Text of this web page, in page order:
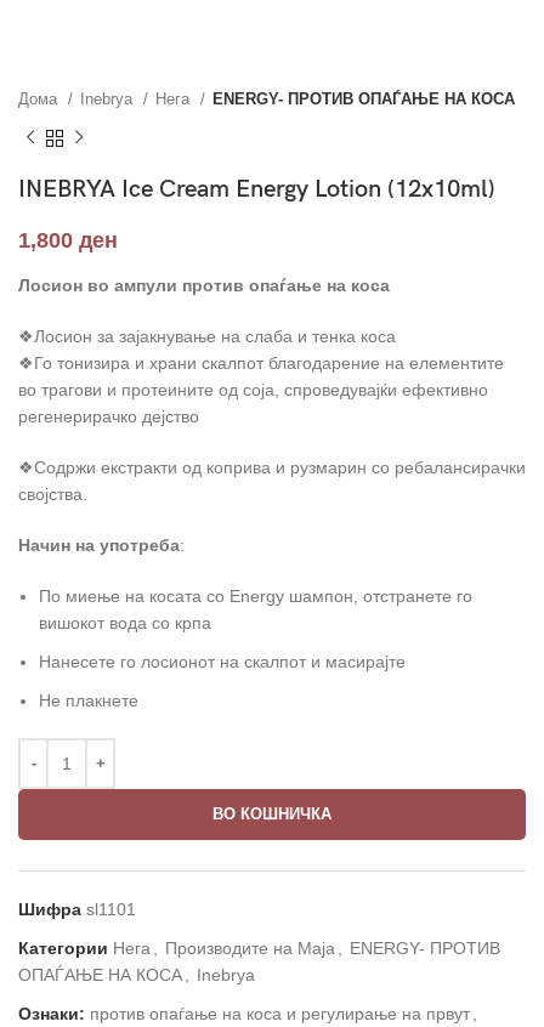
Дома Inebrya Нега ENERGY- ПРОТИВ ОПАЃАЊЕ НА КОСА
INEBRYA Ice Cream Energy Lotion (12x10ml)
1,800 ден
Лосион во ампули против опаѓање на коса
❖Лосион за зајакнување на слаба и тенка коса
❖Го тонизира и храни скалпот благодарение на елементите
во трагови и протеините од соја, спроведувајќи ефективно
регенерирачко дејство
❖Содржи екстракти од коприва и рузмарин со ребалансирачки
својства.
Начин на употреба:
По миење на косата со Energy шампон, отстранете го
вишокот вода со крпа
Нанесете го лосионот на скалпот и масирајте
Не плакнете
ВО КОШНИЧКА
Шифра sl1101
Категории Нега Производите на Маја
ENERGY- ПРОТИВ
ОПАЃАЊЕ НА КОСА
Inebrya
Ознаки: против опаѓање на коса и регулирање на првут